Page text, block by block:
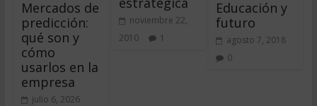
Mercados de
predicción:
qué son y
cómo
usarlos en la
empresa
julio 6, 2026
noviembre 22,
2010
1
Educación y
futuro
agosto 7, 2018
0